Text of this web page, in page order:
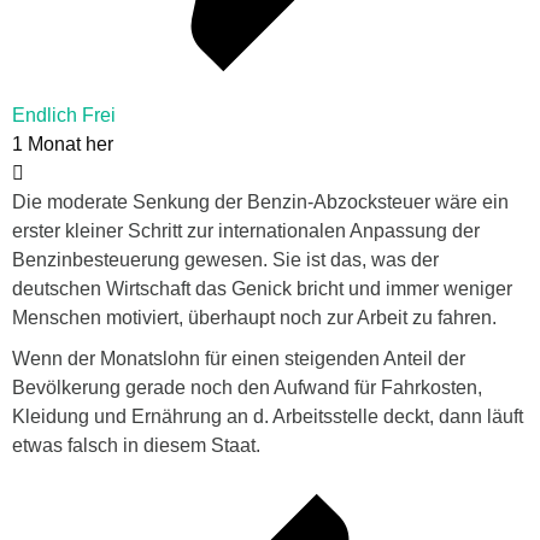
Endlich Frei
1 Monat her
Die moderate Senkung der Benzin-Abzocksteuer wäre ein
erster kleiner Schritt zur internationalen Anpassung der
Benzinbesteuerung gewesen. Sie ist das, was der
deutschen Wirtschaft das Genick bricht und immer weniger
Menschen motiviert, überhaupt noch zur Arbeit zu fahren.
Wenn der Monatslohn für einen steigenden Anteil der
Bevölkerung gerade noch den Aufwand für Fahrkosten,
Kleidung und Ernährung an d. Arbeitsstelle deckt, dann läuft
etwas falsch in diesem Staat.